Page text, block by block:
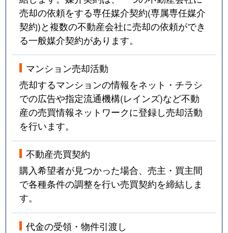
売却の依頼をする専任媒介契約(専属専任媒介
契約)と複数の不動産会社に売却の依頼ができ
る一般媒介契約があります。
マンション売却活動
売却するマンションの情報をネット・チラシ
での広告や指定流通機構(レインズ)など不動
産の売買情報ネットワークに登録し売却活動
を行います。
不動産売買契約
購入希望者が見つかった場合、売主・買主間
で各種条件の調整を行い売買契約を締結しま
す。
代金の受領・物件引渡し